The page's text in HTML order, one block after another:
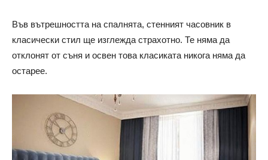
Във вътрешността на спалнята, стенният часовник в
класически стил ще изглежда страхотно. Те няма да
отклонят от съня и освен това класиката никога няма да
остарее.